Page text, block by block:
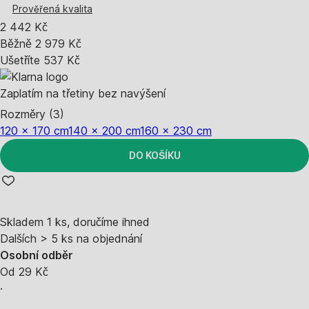
Prověřená kvalita
2 442 Kč
Běžně 2 979 Kč
Ušetříte 537 Kč
Zaplatím na třetiny bez navýšení
Rozměry (3)
120 x 170 cm140 x 200 cm160 x 230 cm
DO KOŠÍKU
Skladem 1 ks, doručíme ihned
Dalších > 5 ks na objednání
Osobní odběr
Od 29 Kč
·